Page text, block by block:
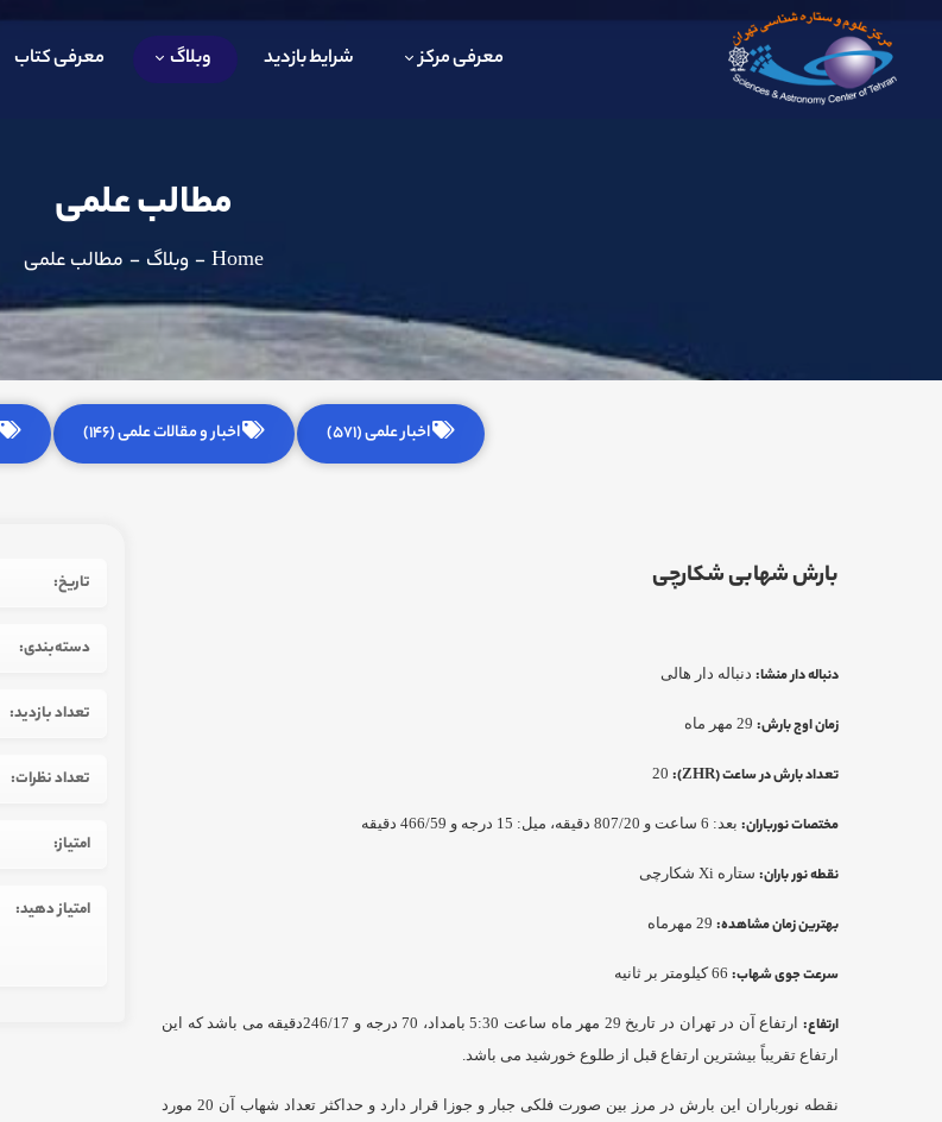
معرفی مرکز شرایط بازدید وبلاگ معرفی کتاب
مطالب علمی
Home
- وبلاگ - مطالب علمی
اخبار علمی (571) اخبار و مقالات علمی (146)
بارش شهابی شکارچی
دنباله دار منشا: دنباله دار هالی
زمان اوج بارش:
تعداد بارش در ساعت (ZHR
)
:
مختصات نورباران: بعد: 6 ساعت و 807/20 دقیقه، میل: 15 درجه و 466/59 دقیقه
نقطه نور باران: ستاره Xi شکارچی
بهترین زمان مشاهده:
سرعت جوی شهاب:
ارتفاع:
ارتفاع آن در تهران در تاریخ 29 مهر ماه ساعت 5:30 بامداد، 70 درجه و 246/17دقیقه می باشد که این
ارتفاع تقریباً بیشترین ارتفاع قبل از طلوع خورشید می باشد.
نقطه نورباران این بارش در مرز بین صورت فلکی جبار و جوزا قرار دارد و حداکثر تعداد شهاب آن 20 مورد
تاریخ:
دسته‌بندی:
تعداد بازدید:
تعداد نظرات:
امتیاز:
امتیاز دهید: